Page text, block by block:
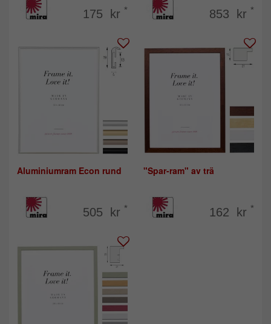
175 kr * 853 kr *
Aluminiumram Econ rund
505 kr *
"Spar-ram" av trä
162 kr *